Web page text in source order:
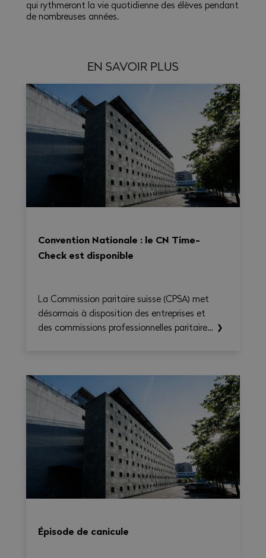
qui rythmeront la vie quotidienne des élèves pendant
de nombreuses années.
EN SAVOIR PLUS
Convention Nationale : le CN Time-
Check est disponible
La Commission paritaire suisse (CPSA) met
désormais à disposition des entreprises et
des commissions professionnelles paritaires
le temps de travail, les heures
supplémentaires, le temps de déplacement
et les éventuels suppléments sur une base
hebdomadaire, tout en générant une
synthèse claire et exportable en PDF.
Épisode de canicule